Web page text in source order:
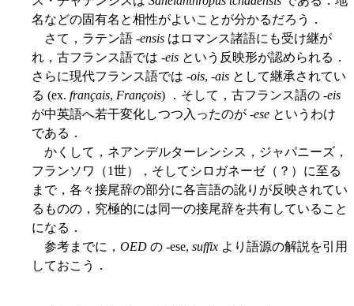
名などの固有名と相性がよいことが分かるだろう．
さて，ラテン語 -ensis はロマンス諸語にも受け継が
れ，古フランス語では -eis という反映形が認められる．
さらに現代フランス語では -ois, -ais として継承されてい
る (ex. français, François) ．そして，古フランス語の -eis
が中英語へ若干変化しつつ入ったのが -ese というわけ
である．
かくして，ネアンデルターレンシス，ジャパニーズ，
フランソワ（1世），そしてシロガネーゼ（？）に至る
まで，各々接尾辞の部分に各言語の訛りが反映されてい
るものの，究極的には同一の接尾辞を共有していること
になる．
参考までに， OED の -ese, suffix より語源の解説を引用
しておこう．